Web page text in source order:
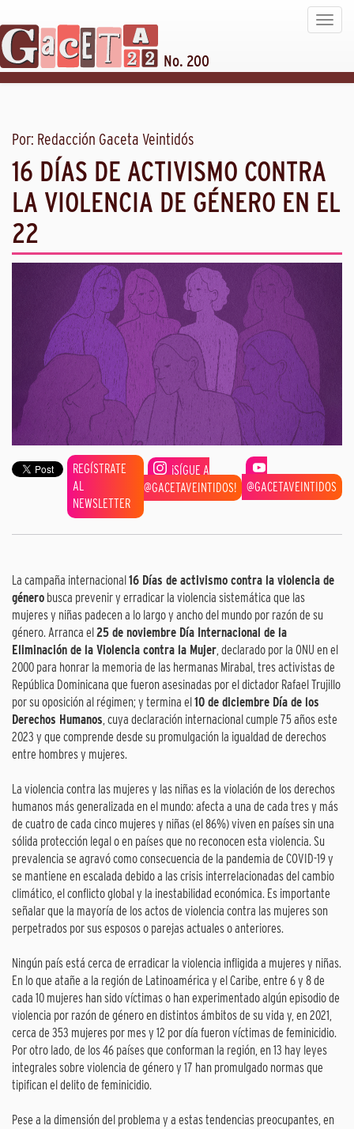
Toggle
No. 200
Por: Redacción Gaceta Veintidós
16 DÍAS DE ACTIVISMO CONTRA
LA VIOLENCIA DE GÉNERO EN EL
22
REGÍSTRATE
AL
NEWSLETTER
¡SÍGUE A
@GACETAVEINTIDOS!
@GACETAVEINTIDOS
La campaña internacional 16 Días de activismo contra la violencia de
género busca prevenir y erradicar la violencia sistemática que las
mujeres y niñas padecen a lo largo y ancho del mundo por razón de su
género. Arranca el 25 de noviembre Día Internacional de la
Eliminación de la Violencia contra la Mujer, declarado por la ONU en el
2000 para honrar la memoria de las hermanas Mirabal, tres activistas de
República Dominicana que fueron asesinadas por el dictador Rafael Trujillo
por su oposición al régimen; y termina el 10 de diciembre Día de los
Derechos Humanos, cuya declaración internacional cumple 75 años este
2023 y que comprende desde su promulgación la igualdad de derechos
entre hombres y mujeres.
La violencia contra las mujeres y las niñas es la violación de los derechos
humanos más generalizada en el mundo: afecta a una de cada tres y más
de cuatro de cada cinco mujeres y niñas (el 86%) viven en países sin una
sólida protección legal o en países que no reconocen esta violencia. Su
prevalencia se agravó como consecuencia de la pandemia de COVID-19 y
se mantiene en escalada debido a las crisis interrelacionadas del cambio
climático, el conflicto global y la inestabilidad económica. Es importante
señalar que la mayoría de los actos de violencia contra las mujeres son
perpetrados por sus esposos o parejas actuales o anteriores.
Ningún país está cerca de erradicar la violencia infligida a mujeres y niñas.
En lo que atañe a la región de Latinoamérica y el Caribe, entre 6 y 8 de
cada 10 mujeres han sido víctimas o han experimentado algún episodio de
violencia por razón de género en distintos ámbitos de su vida y, en 2021,
cerca de 353 mujeres por mes y 12 por día fueron víctimas de feminicidio.
Por otro lado, de los 46 países que conforman la región, en 13 hay leyes
integrales sobre violencia de género y 17 han promulgado normas que
tipifican el delito de feminicidio.
Pese a la dimensión del problema y a estas tendencias preocupantes, en